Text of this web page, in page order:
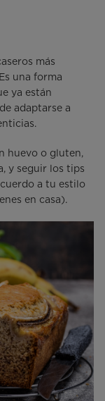
más
una forma
ya están
adaptarse a
huevo o gluten,
y seguir los tips
a tu estilo
en casa).